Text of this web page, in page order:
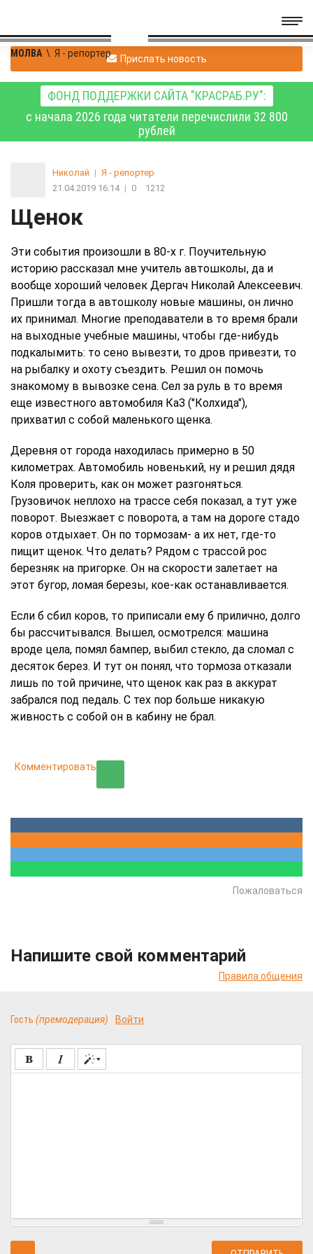
МОЛВА \ Я - репортер Прислать новость
ФОНД ПОДДЕРЖКИ САЙТА "КРАСРАБ.РУ":
с начала 2026 года читатели перечислили 32 800
рублей
Николай | Я - репортер
21.04.2019 16:14 | 0 1212
Щенок
Эти события произошли в 80-х г. Поучительную
историю рассказал мне учитель автошколы, да и
вообще хороший человек Дергач Николай Алексеевич.
Пришли тогда в автошколу новые машины, он лично
их принимал. Многие преподаватели в то время брали
на выходные учебные машины, чтобы где-нибудь
подкалымить: то сено вывезти, то дров привезти, то
на рыбалку и охоту съездить. Решил он помочь
знакомому в вывозке сена. Сел за руль в то время
еще известного автомобиля КаЗ ("Колхида"),
прихватил с собой маленького щенка.
Деревня от города находилась примерно в 50
километрах. Автомобиль новенький, ну и решил дядя
Коля проверить, как он может разгоняться.
Грузовичок неплохо на трассе себя показал, а тут уже
поворот. Выезжает с поворота, а там на дороге стадо
коров отдыхает. Он по тормозам- а их нет, где-то
пищит щенок. Что делать? Рядом с трассой рос
березняк на пригорке. Он на скорости залетает на
этот бугор, ломая березы, кое-как останавливается.
Если б сбил коров, то приписали ему б прилично, долго
бы рассчитывался. Вышел, осмотрелся: машина
вроде цела, помял бампер, выбил стекло, да сломал с
десяток берез. И тут он понял, что тормоза отказали
лишь по той причине, что щенок как раз в аккурат
забрался под педаль. С тех пор больше никакую
живность с собой он в кабину не брал.
Комментировать
Пожаловаться
Напишите свой комментарий
Правила общения
Гость (премодерация) Войти